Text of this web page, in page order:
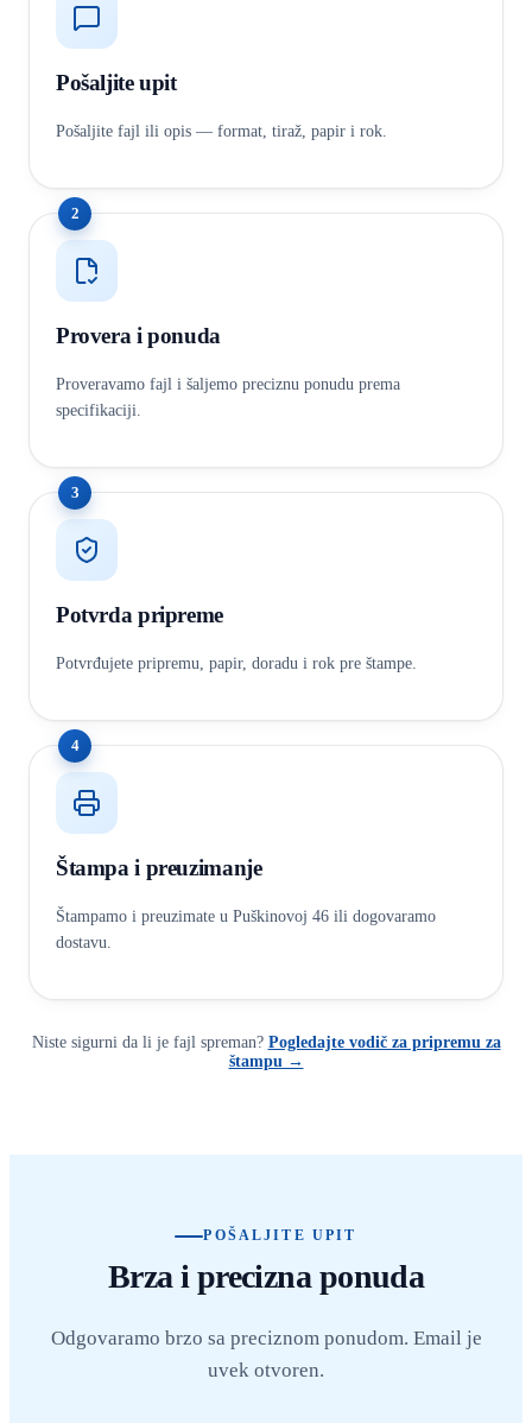
Pošaljite upit
Pošaljite fajl ili opis — format, tiraž, papir i rok.
2
Provera i ponuda
Proveravamo fajl i šaljemo preciznu ponudu prema
specifikaciji.
3
Potvrda pripreme
Potvrđujete pripremu, papir, doradu i rok pre štampe.
4
Štampa i preuzimanje
Štampamo i preuzimate u Puškinovoj 46 ili dogovaramo
dostavu.
Niste sigurni da li je fajl spreman? Pogledajte vodič za pripremu za
štampu →
POŠALJITE UPIT
Brza i precizna ponuda
Odgovaramo brzo sa preciznom ponudom. Email je
uvek otvoren.